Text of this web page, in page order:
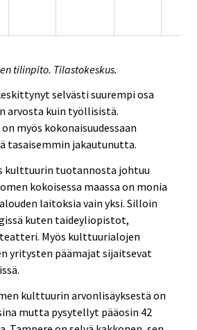
tilinpito. Tilastokeskus.
selvästi suurempi osa
arvosta kuin työllisistä.
myös kokonaisuudessaan
tasaisemmin jakautunutta.
kulttuurin tuotannosta johtuu
kokoisessa maassa on monia
laitoksia vain yksi. Silloin
kuten taideyliopistot,
Myös kulttuurialojen
yritysten päämajat sijaitsevat
kulttuurin arvonlisäyksestä on
mutta pysytellyt pääosin 42